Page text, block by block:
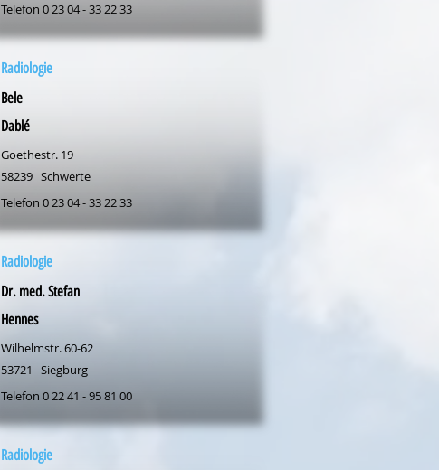
Telefon 0 23 04 - 33 22 33
Radiologie
Bele
Dablé
Goethestr. 19
58239 Schwerte
Telefon 0 23 04 - 33 22 33
Radiologie
Dr. med. Stefan
Hennes
Wilhelmstr. 60-62
53721
Siegburg
Telefon 0 22 41 - 95 81 00
Radiologie